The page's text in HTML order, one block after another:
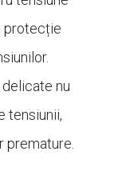
protecție
nu
tensiunii,
premature.